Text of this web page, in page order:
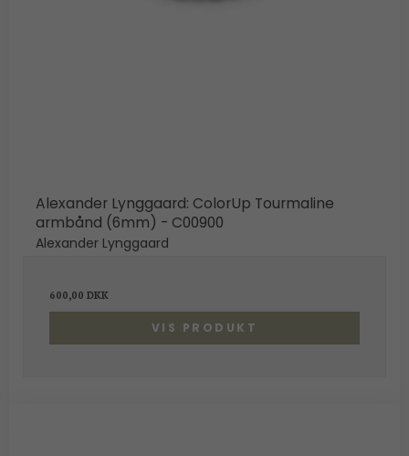
Alexander Lynggaard: ColorUp Tourmaline
armbånd (6mm) - C00900
Alexander Lynggaard
600,00 DKK
VIS PRODUKT